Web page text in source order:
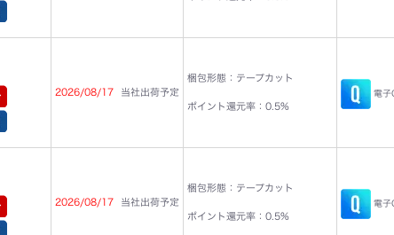
2026/08/17
当社出荷予定
梱包形態：テープカット
ポイント還元率：0.5%
電子
2026/08/17
当社出荷予定
梱包形態：テープカット
ポイント還元率：0.5%
電子